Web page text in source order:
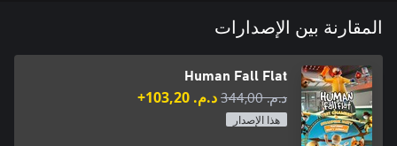
المقارنة بين الإصدارات
Human Fall Flat
د.م.‏ 344,00 د.م.‏ 103,20+
هذا الإصدار